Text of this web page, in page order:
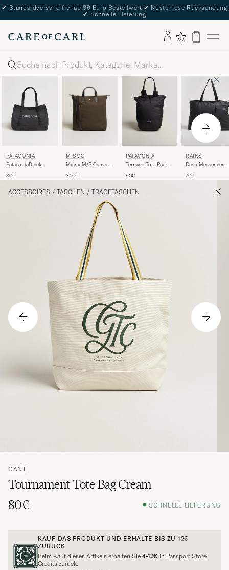
✔ Standardversand frei ab 89 Euro Bestellwert ✔ Kostenlose Rücksendung
✔ Schnelle Lieferung
Suche
PATAGONIA
PatagoniaBlack
80€
MISMO
MismoM/S Canvas
Brown
340€
PATAGONIA
Terravia Tote Pack
90€
RAINS
Dash Messenger
70€
ACCESSOIRES / TASCHEN / TRAGETASCHEN
GANT
Tournament Tote Bag Cream
80€
SCHNELLE LIEFERUNG
KAUF DAS PRODUKT UND ERHALTE BIS ZU 12€
ZURÜCK
Beim Kauf dieses Artikels erhalten Sie 4-12€ in Passport Store
Credits zurück.